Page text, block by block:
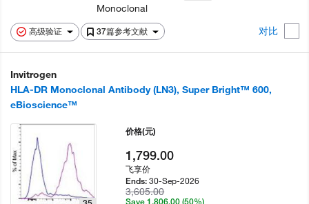
高级验证 37篇参考文献 对比
Monoclonal
Invitrogen
HLA-DR Monoclonal Antibody (LN3), Super Bright™ 600,
eBioscience™
价格(元)
1,799.00
飞享价
Ends:30-Sep-2026
3,605.00
Save 1,806.00 (50%)